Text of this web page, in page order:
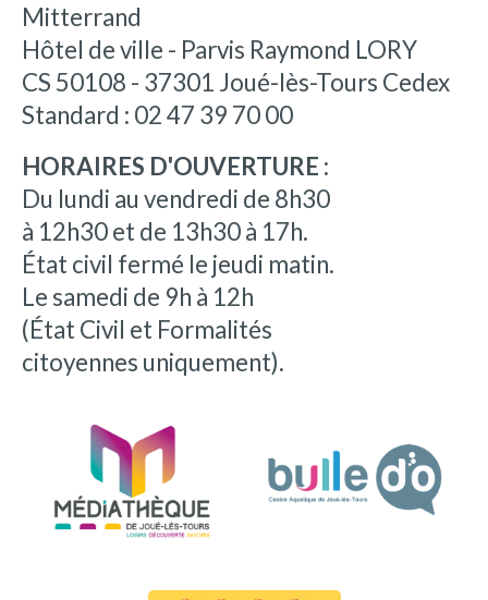
Mitterrand
Hôtel de ville - Parvis Raymond LORY
CS 50108 - 37301 Joué-lès-Tours Cedex
Standard : 02 47 39 70 00
HORAIRES D'OUVERTURE :
Du lundi au vendredi de 8h30
à 12h30 et de 13h30 à 17h.
État civil fermé le jeudi matin.
Le samedi de 9h à 12h
(État Civil et Formalités
citoyennes uniquement).